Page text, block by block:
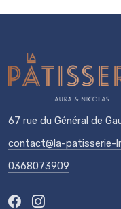
67 rue du Général de
contact@la-patisserie-
0368073909